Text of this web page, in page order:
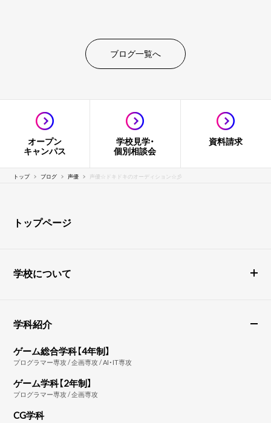
ブログ一覧へ
オープン
キャンパス
学校見学・
個別相談会
資料請求
トップ ブログ 声優 声優☆ドキドキのオーディション☆彡
トップページ
学校について
学科紹介
ゲーム総合学科【4年制】
プログラマー専攻 / 企画専攻 / AI・IT専攻
ゲーム学科【2年制】
プログラマー専攻 / 企画専攻
CG学科